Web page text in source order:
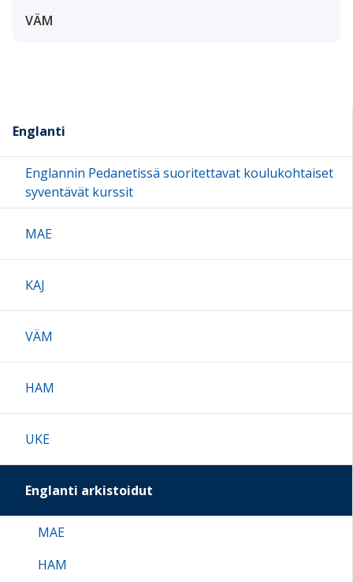
VÄM
Englanti
Englannin Pedanetissä suoritettavat koulukohtaiset
syventävät kurssit
MAE
KAJ
VÄM
HAM
UKE
Englanti arkistoidut
MAE
HAM